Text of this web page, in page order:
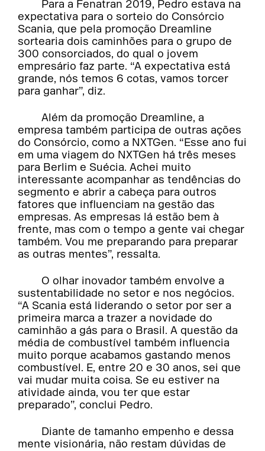
Para a Fenatran 2019, Pedro estava na
expectativa para o sorteio do Consórcio
Scania, que pela promoção Dreamline
sortearia dois caminhões para o grupo de
300 consorciados, do qual o jovem
empresário faz parte. “A expectativa está
grande, nós temos 6 cotas, vamos torcer
para ganhar”, diz.
Além da promoção Dreamline, a
empresa também participa de outras ações
do Consórcio, como a NXTGen. “Esse ano fui
em uma viagem do NXTGen há três meses
para Berlim e Suécia. Achei muito
interessante acompanhar as tendências do
segmento e abrir a cabeça para outros
fatores que influenciam na gestão das
empresas. As empresas lá estão bem à
frente, mas com o tempo a gente vai chegar
também. Vou me preparando para preparar
as outras mentes”, ressalta.
O olhar inovador também envolve a
sustentabilidade no setor e nos negócios.
“A Scania está liderando o setor por ser a
primeira marca a trazer a novidade do
caminhão a gás para o Brasil. A questão da
média de combustível também influencia
muito porque acabamos gastando menos
combustível. E, entre 20 e 30 anos, sei que
vai mudar muita coisa. Se eu estiver na
atividade ainda, vou ter que estar
preparado”, conclui Pedro.
Diante de tamanho empenho e dessa
mente visionária, não restam dúvidas de